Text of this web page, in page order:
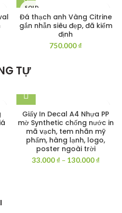
SOLD
OUT
Đá thạch anh Vàng Citrine
gắn nhẫn siêu đẹp, đã kiểm
định
750.000 ₫
TỰ
Giấy In Decal A4 Nhựa PP
mờ Synthetic chống nước in
mã vạch, tem nhãn mỹ
phẩm, hàng lạnh, logo,
poster ngoài trời
33.000 ₫ – 130.000 ₫